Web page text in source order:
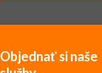
Objednať si naše